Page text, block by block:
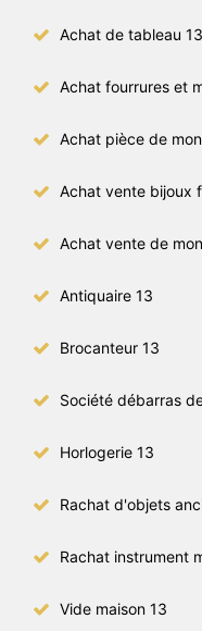
Achat de tableau 13
Achat fourrures et
Achat pièce de
Achat vente bijoux
Achat vente de
Antiquaire 13
Brocanteur 13
Société débarras
Horlogerie 13
Rachat d'objets
Rachat instrument
Vide maison 13